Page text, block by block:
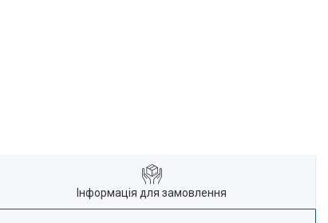
Інформація для замовлення